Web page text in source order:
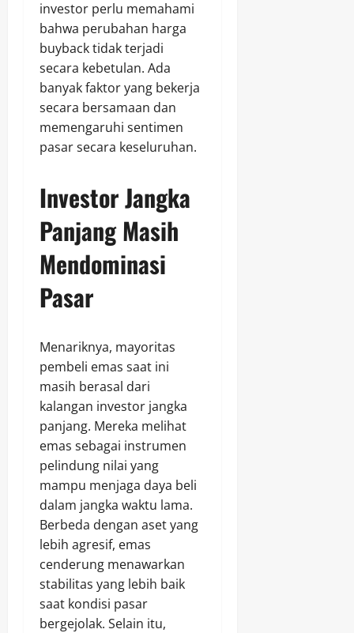
investor perlu memahami
bahwa perubahan harga
buyback tidak terjadi
secara kebetulan. Ada
banyak faktor yang bekerja
secara bersamaan dan
memengaruhi sentimen
pasar secara keseluruhan.
Investor Jangka
Panjang Masih
Mendominasi
Pasar
Menariknya, mayoritas
pembeli emas saat ini
masih berasal dari
kalangan investor jangka
panjang. Mereka melihat
emas sebagai instrumen
pelindung nilai yang
mampu menjaga daya beli
dalam jangka waktu lama.
Berbeda dengan aset yang
lebih agresif, emas
cenderung menawarkan
stabilitas yang lebih baik
saat kondisi pasar
bergejolak. Selain itu,